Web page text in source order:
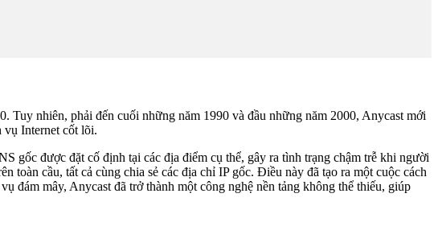
nhiên, phải đến cuối những năm 1990 và đầu những năm 2000, Anycast mới
vụ Internet cốt lõi.
gốc được đặt cố định tại các địa điểm cụ thể, gây ra tình trạng chậm trễ khi người
toàn cầu, tất cả cùng chia sẻ các địa chỉ IP gốc. Điều này đã tạo ra một cuộc cách
đám mây, Anycast đã trở thành một công nghệ nền tảng không thể thiếu, giúp